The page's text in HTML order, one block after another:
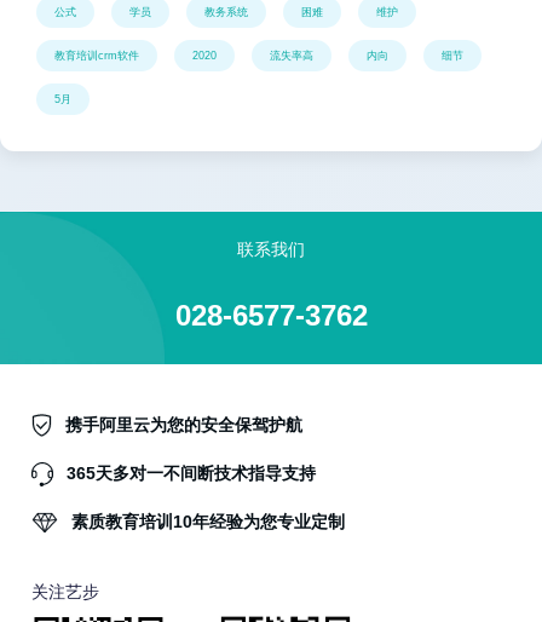
公式 学员 教务系统 困难 维护
教育培训crm软件 2020 流失率高 内向 细节
5月
联系我们
028-6577-3762
携手阿里云为您的安全保驾护航
365天多对一不间断技术指导支持
素质教育培训10年经验为您专业定制
关注艺步